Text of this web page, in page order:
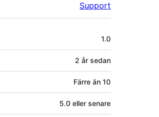
Support
1.0
2 år sedan
Färre än 10
5.0 eller senare